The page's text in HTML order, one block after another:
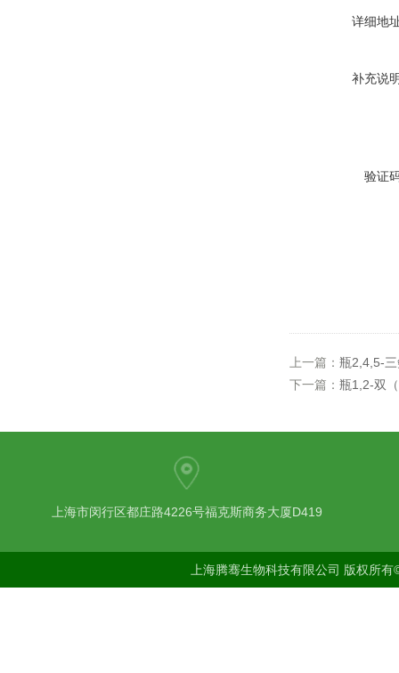
详细地
补充说
验证
上一篇： 瓶2,4,5-
下一篇： 瓶1,2-双
上海市闵行区都庄路4226号福克斯商务大厦D419
上海腾骞生物科技有限公司 版权所